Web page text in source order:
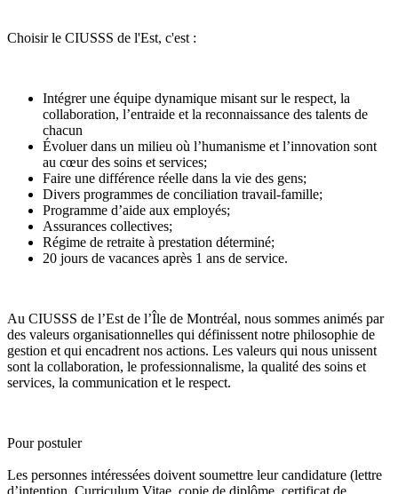
Choisir le CIUSSS de l'Est, c'est :
Intégrer une équipe dynamique misant sur le respect, la
collaboration, l’entraide et la reconnaissance des talents de
chacun
Évoluer dans un milieu où l’humanisme et l’innovation sont
au cœur des soins et services;
Faire une différence réelle dans la vie des gens;
Divers programmes de conciliation travail-famille;
Programme d’aide aux employés;
Assurances collectives;
Régime de retraite à prestation déterminé;
20 jours de vacances après 1 ans de service.
Au CIUSSS de l’Est de l’Île de Montréal, nous sommes animés par
des valeurs organisationnelles qui définissent notre philosophie de
gestion et qui encadrent nos actions. Les valeurs qui nous unissent
sont la collaboration, le professionnalisme, la qualité des soins et
services, la communication et le respect.
Pour postuler
Les personnes intéressées doivent soumettre leur candidature (lettre
d’intention, Curriculum Vitae, copie de diplôme, certificat de